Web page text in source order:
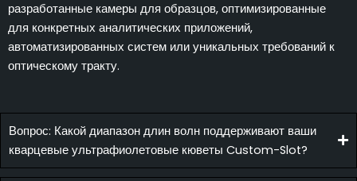
разработанные камеры для образцов, оптимизированные
для конкретных аналитических приложений,
автоматизированных систем или уникальных требований к
оптическому тракту.
Вопрос: Какой диапазон длин волн поддерживают ваши
кварцевые ультрафиолетовые кюветы Custom-Slot?